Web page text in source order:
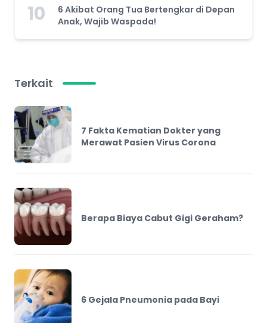
10
6 Akibat Orang Tua Bertengkar di Depan
Anak, Wajib Waspada!
Terkait
7 Fakta Kematian Dokter yang
Merawat Pasien Virus Corona
Berapa Biaya Cabut Gigi Geraham?
6 Gejala Pneumonia pada Bayi